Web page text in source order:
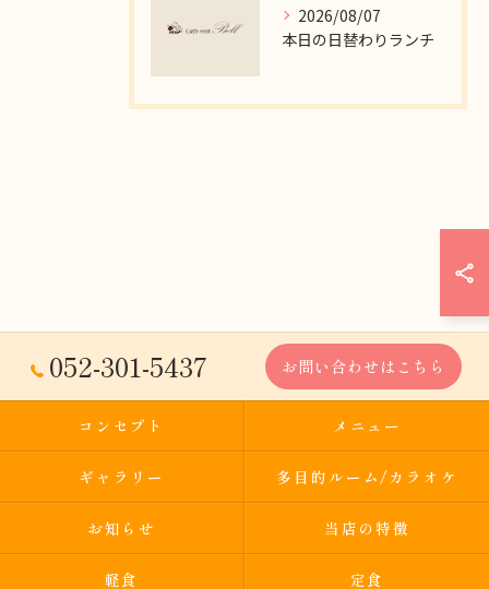
2026/08/07
本日の日替わりランチ
052-301-5437 お問い合わせはこちら
コンセプト メニュー
ギャラリー 多目的ルーム/カラオケ
お知らせ 当店の特徴
軽食 定食